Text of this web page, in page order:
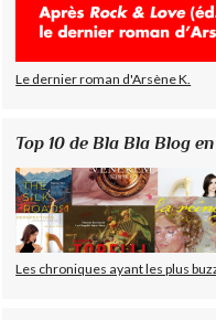
Le dernier roman d'Arsène K.
Top 10 de Bla Bla Blog
Les chroniques ayant les plus